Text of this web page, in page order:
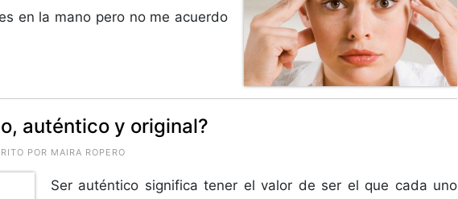
en la mano pero no me acuerdo
auténtico y original?
POR MAIRA ROPERO
Ser auténtico significa tener el valor de ser el que cada uno